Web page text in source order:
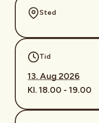
Sted
Tid
13. Aug 2026
Kl. 18.00 - 19.00